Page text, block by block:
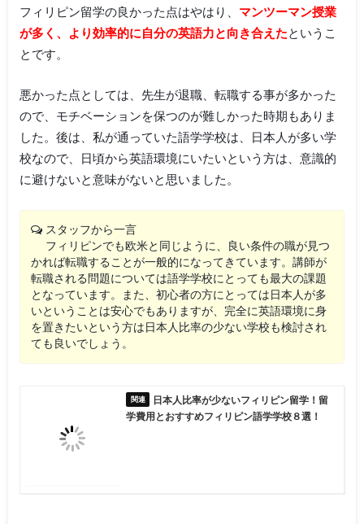
フィリピン留学の良かった点はやはり、 マンツーマン授業
が多く、より効率的に自分の英語力と向き合えたというこ
とです。
悪かった点としては、先生が退職、転職する事が多かった
ので、モチベーションを保つのが難しかった時期もありま
した。後は、私が通っていた語学学校は、日本人が多い学
校なので、日頃から英語環境にいたいという方は、意識的
に避けないと意味がないと思いました。
スタッフから一言
フィリピンでも欧米と同じように、良い条件の職が見つ
かれば転職することが一般的になってきています。講師が
転職される問題については語学学校にとっても最大の課題
となっています。また、初心者の方にとっては日本人が多
いということは安心でもありますが、完全に英語環境に身
を置きたいという方は日本人比率の少ない学校も検討され
ても良いでしょう。
日本人比率が少ないフィリピン留学！留
学費用とおすすめフィリピン語学学校８選！